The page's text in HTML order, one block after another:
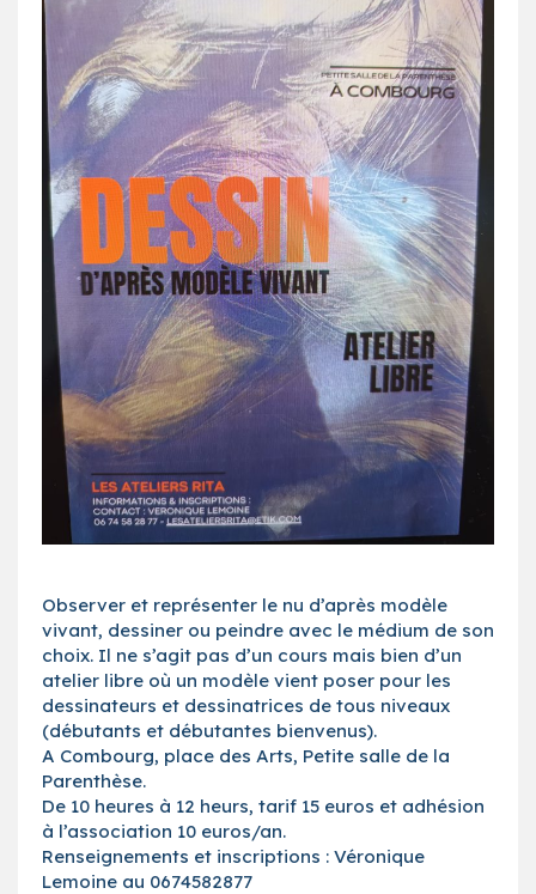
Observer et représenter le nu d’après modèle
vivant, dessiner ou peindre avec le médium de son
choix. Il ne s’agit pas d’un cours mais bien d’un
atelier libre où un modèle vient poser pour les
dessinateurs et dessinatrices de tous niveaux
(débutants et débutantes bienvenus).
A Combourg, place des Arts, Petite salle de la
Parenthèse.
De 10 heures à 12 heurs, tarif 15 euros et adhésion
à l’association 10 euros/an.
Renseignements et inscriptions : Véronique
Lemoine au 0674582877